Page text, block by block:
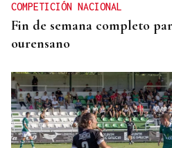
COMPETICIÓN NACIONAL
Fin de semana completo
ourensano